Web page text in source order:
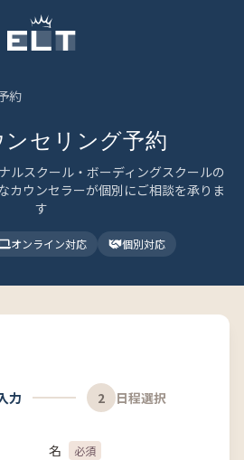
約
ンセリング予約
ルスクール・ボーディングスクールの
カウンセラーが個別にご相談を承りま
す
オンライン対応 個別対応
力 2 日程選択
名 必須